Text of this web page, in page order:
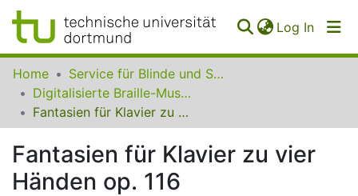
Log In
Communities
Collections
FAQ
Home
Service für Blinde und Sehbehinderte der UB Dortmund
Digitalisierte Braille-Musik-Matrizen des VzfB
Fantasien für Klavier zu vier Händen op. 116
Fantasien für Klavier zu vier
Händen op. 116